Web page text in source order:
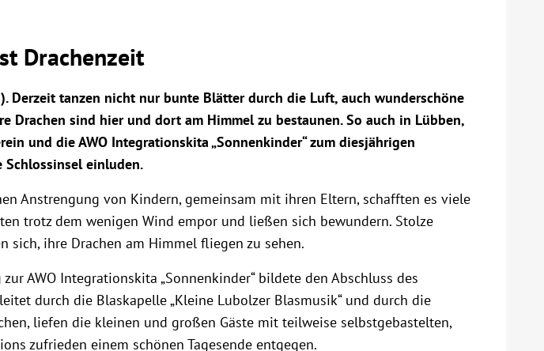
Drachenzeit
Derzeit tanzen nicht nur bunte Blätter durch die Luft, auch wunderschöne
Drachen sind hier und dort am Himmel zu bestaunen. So auch in Lübben,
und die AWO Integrationskita „Sonnenkinder“ zum diesjährigen
Schlossinsel einluden.
Anstrengung von Kindern, gemeinsam mit ihren Eltern, schafften es viele
trotz dem wenigen Wind empor und ließen sich bewundern. Stolze
sich, ihre Drachen am Himmel fliegen zu sehen.
AWO Integrationskita „Sonnenkinder“ bildete den Abschluss des
durch die Blaskapelle „Kleine Lubolzer Blasmusik“ und durch die
liefen die kleinen und großen Gäste mit teilweise selbstgebastelten,
zufrieden einem schönen Tagesende entgegen.